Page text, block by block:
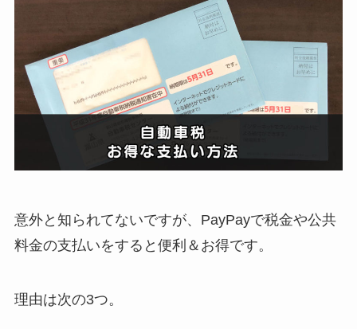
意外と知られてないですが、PayPayで税金や公共
料金の支払いをすると便利＆お得です。
理由は次の3つ。